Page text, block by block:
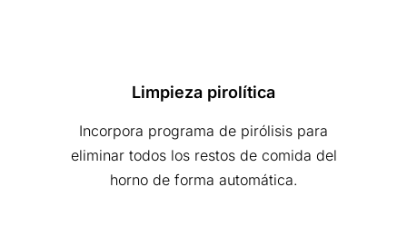
Limpieza pirolítica
Incorpora programa de pirólisis para
eliminar todos los restos de comida del
horno de forma automática.